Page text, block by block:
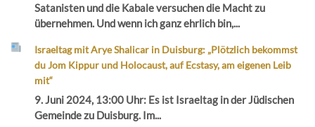
Satanisten und die Kabale versuchen die Macht zu
übernehmen. Und wenn ich ganz ehrlich bin,...
Israeltag mit Arye Shalicar in Duisburg: „Plötzlich bekommst
du Jom Kippur und Holocaust, auf Ecstasy, am eigenen Leib
mit“
9. Juni 2024, 13:00 Uhr: Es ist Israeltag in der Jüdischen
Gemeinde zu Duisburg. Im...